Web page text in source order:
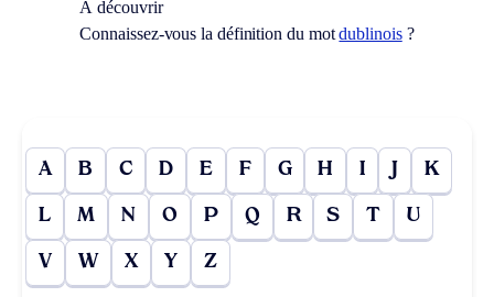
À découvrir
Connaissez-vous la définition du motdublinois?
A B C D E F G H I J K
L M N O P Q R S T U
V W X Y Z